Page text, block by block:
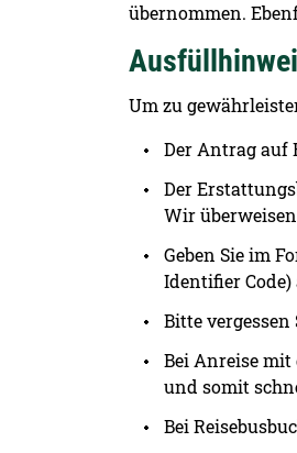
übernommen.
Um zu
Der Antrag auf
Der
Wir
Geben Sie im
Identifier
Bitte
Bei Anreise
und somit
Bei